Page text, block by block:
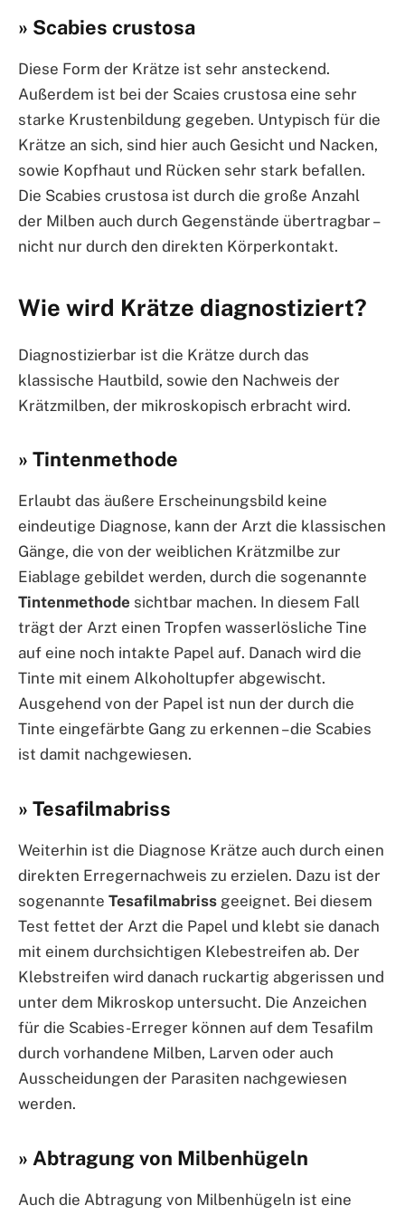
» Scabies crustosa
Diese Form der Krätze ist sehr ansteckend.
Außerdem ist bei der Scaies crustosa eine sehr
starke Krustenbildung gegeben. Untypisch für die
Krätze an sich, sind hier auch Gesicht und Nacken,
sowie Kopfhaut und Rücken sehr stark befallen.
Die Scabies crustosa ist durch die große Anzahl
der Milben auch durch Gegenstände übertragbar –
nicht nur durch den direkten Körperkontakt.
Wie wird Krätze diagnostiziert?
Diagnostizierbar ist die Krätze durch das
klassische Hautbild, sowie den Nachweis der
Krätzmilben, der mikroskopisch erbracht wird.
» Tintenmethode
Erlaubt das äußere Erscheinungsbild keine
eindeutige Diagnose, kann der Arzt die klassischen
Gänge, die von der weiblichen Krätzmilbe zur
Eiablage gebildet werden, durch die sogenannte
Tintenmethode sichtbar machen. In diesem Fall
trägt der Arzt einen Tropfen wasserlösliche Tine
auf eine noch intakte Papel auf. Danach wird die
Tinte mit einem Alkoholtupfer abgewischt.
Ausgehend von der Papel ist nun der durch die
Tinte eingefärbte Gang zu erkennen – die Scabies
ist damit nachgewiesen.
» Tesafilmabriss
Weiterhin ist die Diagnose Krätze auch durch einen
direkten Erregernachweis zu erzielen. Dazu ist der
sogenannte Tesafilmabriss geeignet. Bei diesem
Test fettet der Arzt die Papel und klebt sie danach
mit einem durchsichtigen Klebestreifen ab. Der
Klebstreifen wird danach ruckartig abgerissen und
unter dem Mikroskop untersucht. Die Anzeichen
für die Scabies-Erreger können auf dem Tesafilm
durch vorhandene Milben, Larven oder auch
Ausscheidungen der Parasiten nachgewiesen
werden.
» Abtragung von Milbenhügeln
Auch die Abtragung von Milbenhügeln ist eine